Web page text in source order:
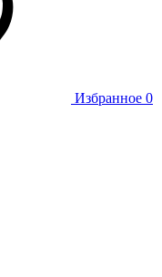
Избранное 0